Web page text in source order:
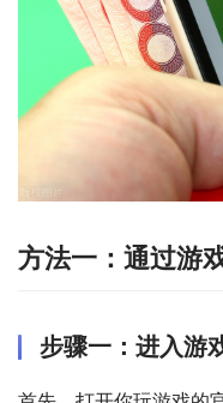
方法一：通过游
步骤一：进入游